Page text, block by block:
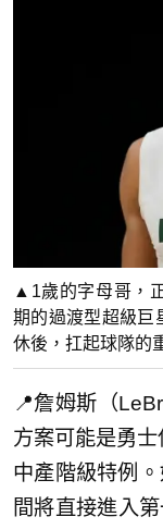
▲1歲的字母哥，
期的過渡型超級巨
休後，扛起球隊的
📍詹姆斯（
方案可能是勇
中產階級特例
間將直接進入